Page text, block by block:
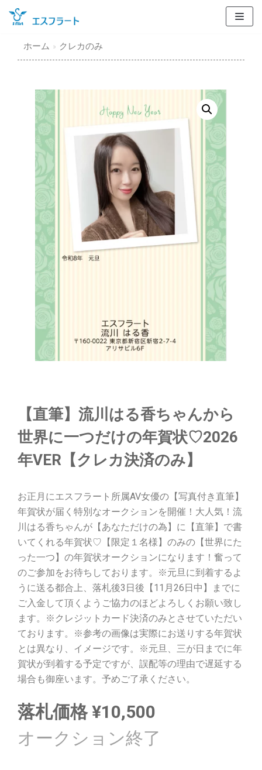
コ
ン
ン
ホーム » クレカのみ
【直筆】流川はる香ちゃんから
世界に一つだけの年賀状♡2026
年VER【クレカ決済のみ】
お正月にエスフラート所属AV女優の【写真付き直筆】
年賀状が届く特別なオークションを開催！大人気！流
川はる香ちゃんが【あなただけの為】に【直筆】で書
いてくれる年賀状♡【限定１名様】のみの【世界にた
った一つ】の年賀状オークションになります！奮って
のご参加をお待ちしております。※元旦に到着するよ
うに送る都合上、落札後3日後【11月26日中】までに
ご入金して頂くようご協力のほどよろしくお願い致し
ます。※クレジットカード決済のみとさせていただい
ております。※参考の画像は実際にお送りする年賀状
とは異なり、イメージです。※元旦、三が日までに年
賀状が到着する予定ですが、誤配等の理由で遅延する
場合も御座います。予めご了承ください。
落札価格¥10,500